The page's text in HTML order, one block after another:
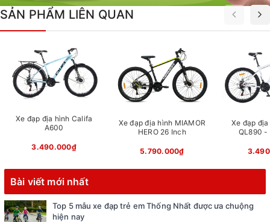
SẢN PHẨM LIÊN QUAN
Xe đạp địa hình Califa
A600
3.490.000₫
Xe đạp địa hình MIAMOR
HERO 26 Inch
5.790.000₫
Xe đạp
QL890 -
Bài viết mới nhất
Top 5 mẫu xe đạp trẻ em Thống Nhất được ưa chuộng
hiện nay